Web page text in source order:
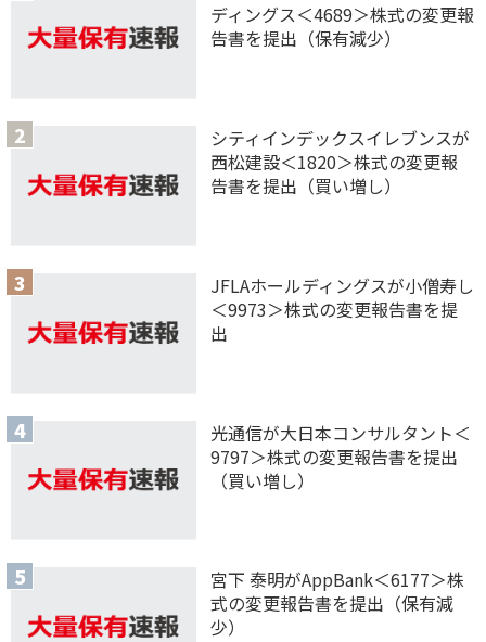
ディングス＜4689＞株式の変更報
告書を提出（保有減少）
シティインデックスイレブンスが
西松建設＜1820＞株式の変更報
告書を提出（買い増し）
JFLAホールディングスが小僧寿し
＜9973＞株式の変更報告書を提
出
光通信が大日本コンサルタント＜
9797＞株式の変更報告書を提出
（買い増し）
宮下 泰明がAppBank＜6177＞株
式の変更報告書を提出（保有減
少）